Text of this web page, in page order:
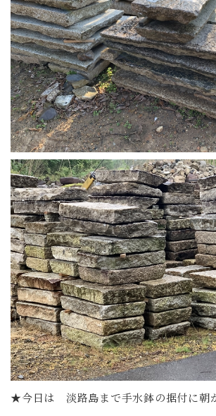
★今日は 淡路島まで手水鉢の据付に朝